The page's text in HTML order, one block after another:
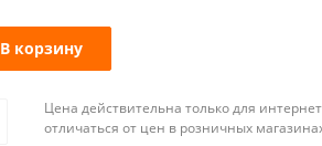
В корзину
Цена действительна только для
отличаться от цен в розничных